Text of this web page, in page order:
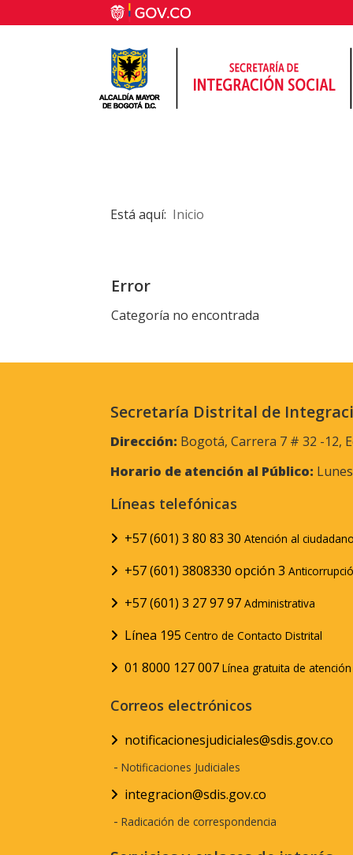
Está aquí: Inicio
Error
Categoría no encontrada
Secretaría Distrital de
Dirección: Bogotá, Carrera 7 # 32 -12,
Horario de atención al Público:
Líneas telefónicas
+57 (601) 3 80 83 30 Atención al
+57 (601) 3808330 opción 3
+57 (601) 3 27 97 97 Administrativa
Línea 195 Centro de Contacto Distrital
01 8000 127 007 Línea gratuita de
Correos electrónicos
notificacionesjudiciales@sdis.gov.co
- Notificaciones Judiciales
integracion@sdis.gov.co
- Radicación de correspondencia